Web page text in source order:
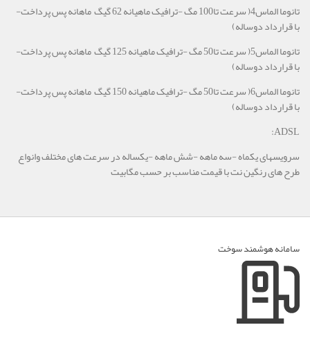
تانوما الماس4( سرعت تا100 مگ -ترافیک ماهیانه 62 گیگ ماهانه پس پرداخت-
با قرارداد دوساله)
تانوما الماس5( سرعت تا50 مگ -ترافیک ماهیانه 125 گیگ ماهانه پس پرداخت-
با قرارداد دوساله)
تانوما الماس6( سرعت تا50 مگ -ترافیک ماهیانه 150 گیگ ماهانه پس پرداخت-
با قرارداد دوساله)
ADSL:
سرویسهای یکماه -سه ماهه -شش ماهه -یکساله در سرعت های مختلف وانواع
طرح های رنگین نت با قیمت مناسب بر حسب مگابیت
سامانه هوشمند سوخت